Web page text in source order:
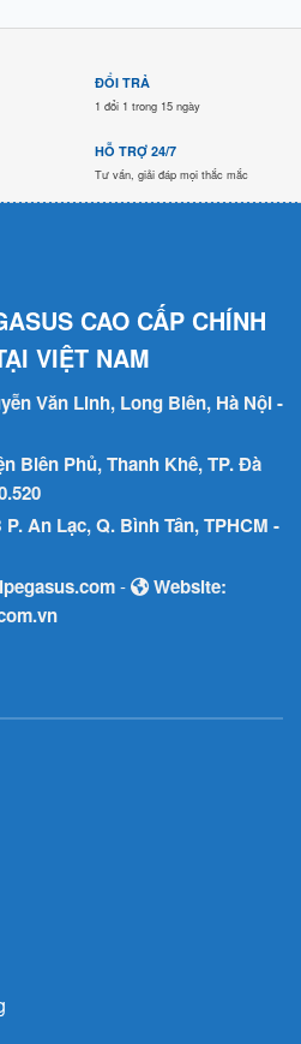
ĐỔI TRẢ
1 đổi 1 trong 15 ngày
HỖ TRỢ 24/7
Tư vấn, giải đáp mọi thắc mắc
CAO CẤP CHÍNH
VIỆT NAM
Văn Linh, Long Biên, Hà Nội -
Biên Phủ, Thanh Khê, TP. Đà
An Lạc, Q. Bình Tân, TPHCM -
-
Website: